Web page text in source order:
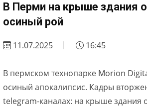
В Перми на крыше здания
осиный рой
11.07.2025 16:45
В пермском технопарке Morion
осиный апокалипсис. Кадры
telegram-каналах: на крыше здания